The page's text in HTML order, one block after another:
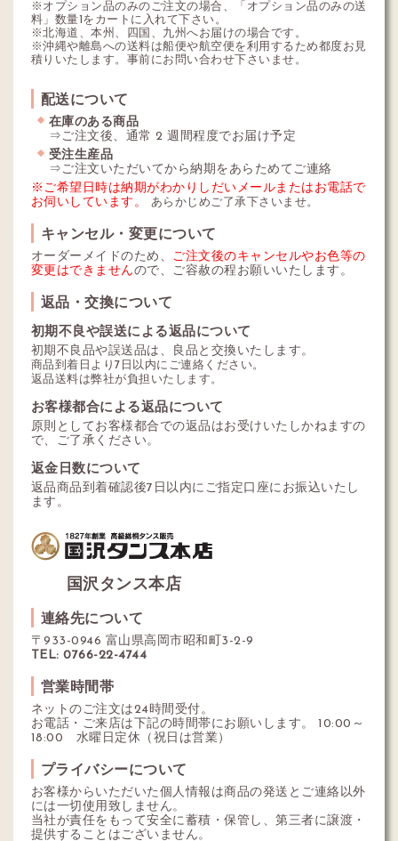
※オプション品のみのご注文の場合、「オプション品のみの送
料」数量1をカートに入れて下さい。
※北海道、本州、四国、九州へお届けの場合です。
※沖縄や離島への送料は船便や航空便を利用するため都度お見
積りいたします。事前にお問い合わせ下さいませ。
配送について
在庫のある商品
⇒ご注文後、通常 2 週間程度でお届け予定
受注生産品
⇒ご注文いただいてから納期をあらためてご連絡
※ご希望日時は納期がわかりしだいメールまたはお電話で
お伺いしています。
あらかじめご了承下さいませ。
キャンセル・変更について
オーダーメイドのため、 ご注文後のキャンセルやお色等の
変更はできませんので、ご容赦の程お願いいたします。
返品・交換について
初期不良や誤送による返品について
初期不良品や誤送品は、良品と交換いたします。
商品到着日より7日以内にご連絡ください。
返品送料は弊社が負担いたします。
お客様都合による返品について
原則としてお客様都合での返品はお受けいたしかねますの
で、ご了承ください。
返金日数について
返品商品到着確認後7日以内にご指定口座にお振込いたし
ます。
国沢タンス本店
連絡先について
〒933-0946 富山県高岡市昭和町3-2-9
TEL: 0766-22-4744
営業時間帯
ネットのご注文は24時間受付。
お電話・ご来店は下記の時間帯にお願いします。 10:00～
18:00 水曜日定休（祝日は営業）
プライバシーについて
お客様からいただいた個人情報は商品の発送とご連絡以外
には一切使用致しません。
当社が責任をもって安全に蓄積・保管し、第三者に譲渡・
提供することはございません。